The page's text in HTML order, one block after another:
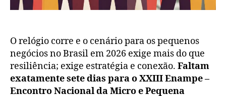
O relógio corre e o cenário para os pequenos
negócios no Brasil em 2026 exige mais do que
resiliência; exige estratégia e conexão. Faltam
exatamente sete dias para o XXIII Enampe –
Encontro Nacional da Micro e Pequena